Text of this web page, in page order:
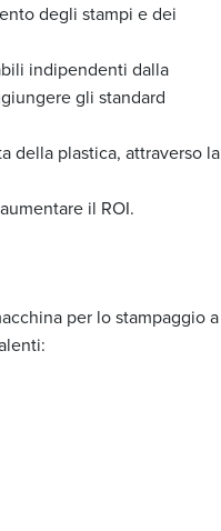
degli stampi e dei
indipendenti dalla
gli standard
della plastica, attraverso la
il ROI.
per lo stampaggio a